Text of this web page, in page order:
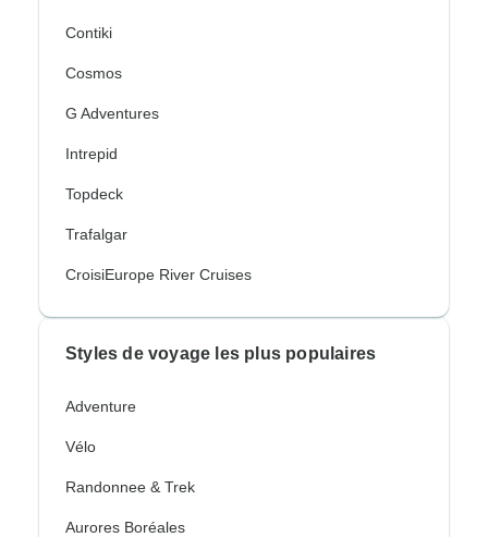
Contiki
Cosmos
G Adventures
Intrepid
Topdeck
Trafalgar
CroisiEurope River Cruises
Styles de voyage les plus populaires
Adventure
Vélo
Randonnee & Trek
Aurores Boréales